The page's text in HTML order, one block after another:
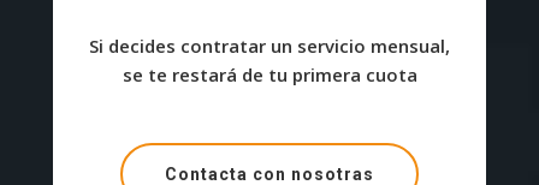
Si decides contratar un servicio mensual,
se te restará de tu primera cuota
Contacta con nosotras